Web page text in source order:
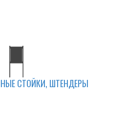
СТОЙКИ, ШТЕНДЕРЫ